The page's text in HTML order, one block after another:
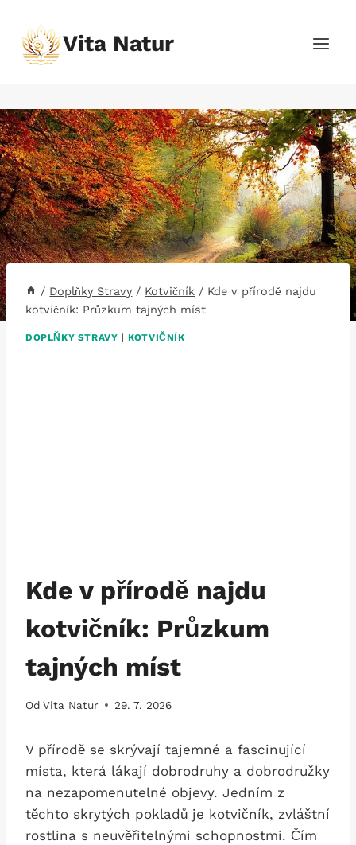
obsah
Vita Natur
/ Doplňky Stravy / Kotvičník / Kde v přírodě najdu
kotvičník: Průzkum tajných míst
DOPLŇKY STRAVY |KOTVIČNÍK
Kde v přírodě najdu
kotvičník: Průzkum
tajných míst
Od Vita Natur 29. 7. 2026
V přírodě se skrývají tajemné a fascinující
místa, která lákají dobrodruhy a dobrodružky
na nezapomenutelné objevy. Jedním z
těchto skrytých pokladů je kotvičník, zvláštní
rostlina s neuvěřitelnými schopnostmi. Čím